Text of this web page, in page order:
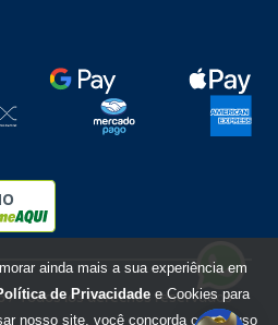
/ Todos los derechos reservados
ainda mais a sua experiência em
de Privacidade e Cookies para
nosso site, você concorda com o uso